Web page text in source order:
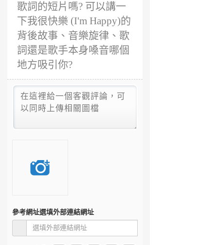
歌詞的短片嗎? 可以講一
下我很快樂 (I'm Happy)的
背後故事、音樂旋律、歌
詞還是歌手本身嗓音哪個
地方吸引你?
參考網址選填外部連結網址